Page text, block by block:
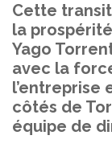
Cette
la
Yago
avec la
l’entreprise
côtés de
équipe de